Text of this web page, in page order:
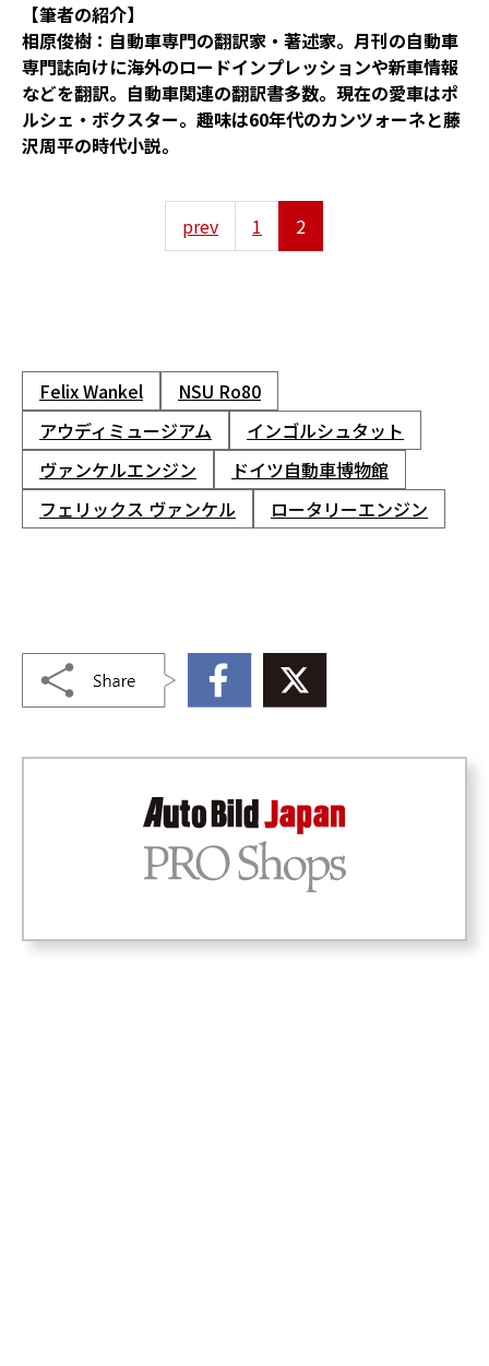
【筆者の紹介】
相原俊樹：自動車専門の翻訳家・著述家。月刊の自動車
専門誌向けに海外のロードインプレッションや新車情報
などを翻訳。自動車関連の翻訳書多数。現在の愛車はポ
ルシェ・ボクスター。趣味は60年代のカンツォーネと藤
沢周平の時代小説。
prev 1 2
Felix Wankel
NSU Ro80
アウディミュージアム
インゴルシュタット
ヴァンケルエンジン
ドイツ自動車博物館
フェリックス ヴァンケル
ロータリーエンジン